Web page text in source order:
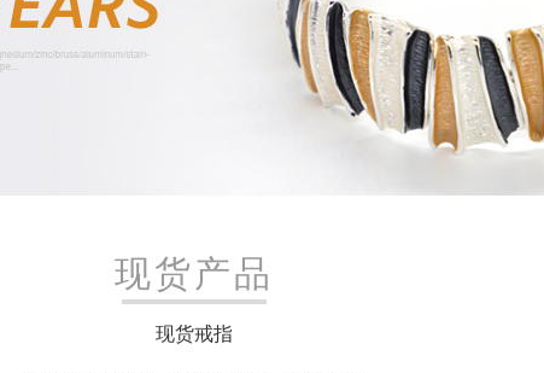
现货产品
现货戒指